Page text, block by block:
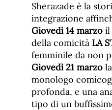
Sherazade è la
integrazione
Giovedì 14 marzo il
della comicità LA
femminile da non
Giovedì 21 marzo
monologo
profonda, e una
tipo di un